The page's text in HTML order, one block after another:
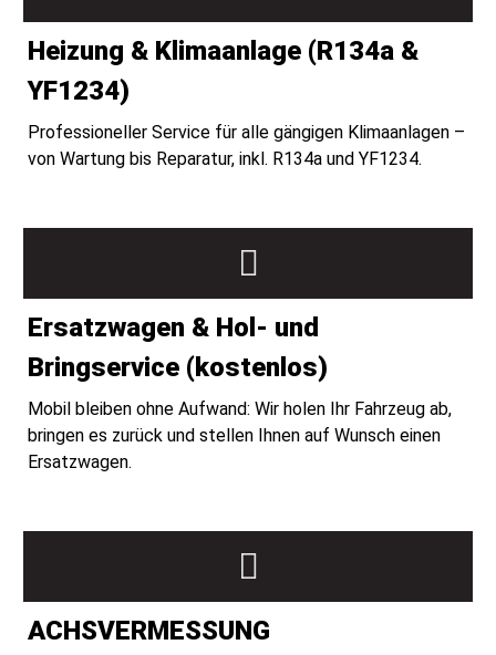
Heizung & Klimaanlage (R134a &
YF1234)
Professioneller Service für alle gängigen Klimaanlagen –
von Wartung bis Reparatur, inkl. R134a und YF1234.
Ersatzwagen & Hol- und
Bringservice (kostenlos)
Mobil bleiben ohne Aufwand: Wir holen Ihr Fahrzeug ab,
bringen es zurück und stellen Ihnen auf Wunsch einen
Ersatzwagen.
ACHSVERMESSUNG